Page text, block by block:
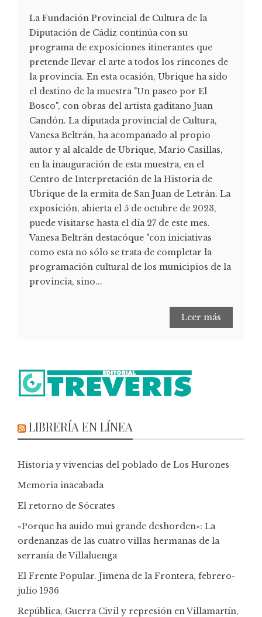
La Fundación Provincial de Cultura de la
Diputación de Cádiz continúa con su
programa de exposiciones itinerantes que
pretende llevar el arte a todos los rincones de
la provincia. En esta ocasión, Ubrique ha sido
el destino de la muestra "Un paseo por El
Bosco", con obras del artista gaditano Juan
Candón. La diputada provincial de Cultura,
Vanesa Beltrán, ha acompañado al propio
autor y al alcalde de Ubrique, Mario Casillas,
en la inauguración de esta muestra, en el
Centro de Interpretación de la Historia de
Ubrique de la ermita de San Juan de Letrán. La
exposición, abierta el 5 de octubre de 2023,
puede visitarse hasta el día 27 de este mes.
Vanesa Beltrán destacóque "con iniciativas
como esta no sólo se trata de completar la
programación cultural de los municipios de la
provincia, sino...
Leer más
LIBRERÍA EN LÍNEA
Historia y vivencias del poblado de Los Hurones
Memoria inacabada
El retorno de Sócrates
«Porque ha auido mui grande deshorden»: La
ordenanzas de las cuatro villas hermanas de la
serranía de Villaluenga
El Frente Popular. Jimena de la Frontera, febrero-
julio 1936
República, Guerra Civil y represión en Villamartín,